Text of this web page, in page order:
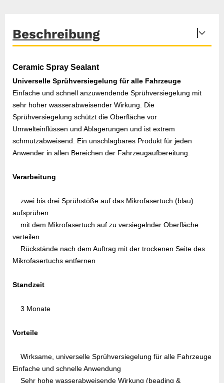
Beschreibung
Ceramic Spray Sealant
Universelle Sprühversiegelung für alle Fahrzeuge
Einfache und schnell anzuwendende Sprühversiegelung mit
sehr hoher wasserabweisender Wirkung. Die
Sprühversiegelung schützt die Oberfläche vor
Umwelteinflüssen und Ablagerungen und ist extrem
schmutzabweisend. Ein unschlagbares Produkt für jeden
Anwender in allen Bereichen der Fahrzeugaufbereitung.
Verarbeitung
zwei bis drei Sprühstöße auf das Mikrofasertuch (blau)
aufsprühen
mit dem Mikrofasertuch auf zu versiegelnder Oberfläche
verteilen
Rückstände nach dem Auftrag mit der trockenen Seite des
Mikrofasertuchs entfernen
Standzeit
3 Monate
Vorteile
Wirksame, universelle Sprühversiegelung für alle Fahrzeuge
Einfache und schnelle Anwendung
Sehr hohe wasserabweisende Wirkung (beading &